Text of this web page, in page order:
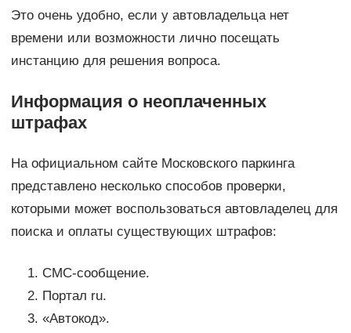
Это очень удобно, если у автовладельца нет
времени или возможности лично посещать
инстанцию для решения вопроса.
Информация о неоплаченных
штрафах
На официальном сайте Московского паркинга
представлено несколько способов проверки,
которыми может воспользоваться автовладелец для
поиска и оплаты существующих штрафов:
СМС-сообщение.
Портал ru.
«Автокод».